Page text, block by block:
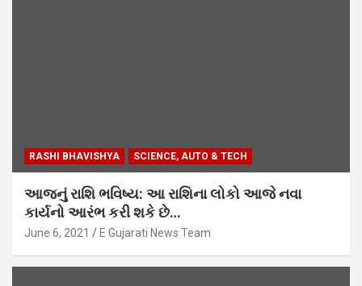
RASHI BHAVISHYA SCIENCE, AUTO & TECH
આજનું રાશિ ભવિષ્ય: આ રાશિના લોકો આજે નવા
કાર્યનો આરંભ કરી શકે છે…
June 6, 2021 E Gujarati News Team